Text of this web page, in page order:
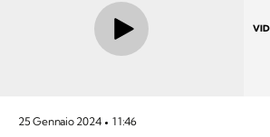
25 Gennaio 2024 11:46